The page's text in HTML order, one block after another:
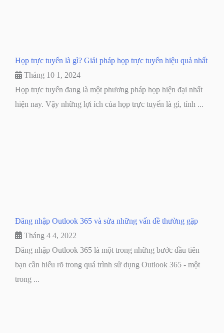
Họp trực tuyến là gì? Giải pháp họp trực tuyến hiệu quả nhất
Tháng 10 1, 2024
Họp trực tuyến đang là một phương pháp họp hiện đại nhất
hiện nay. Vậy những lợi ích của họp trực tuyến là gì, tính ...
Đăng nhập Outlook 365 và sửa những vấn đề thường gặp
Tháng 4 4, 2022
Đăng nhập Outlook 365 là một trong những bước đầu tiên
bạn cần hiểu rõ trong quá trình sử dụng Outlook 365 - một
trong ...